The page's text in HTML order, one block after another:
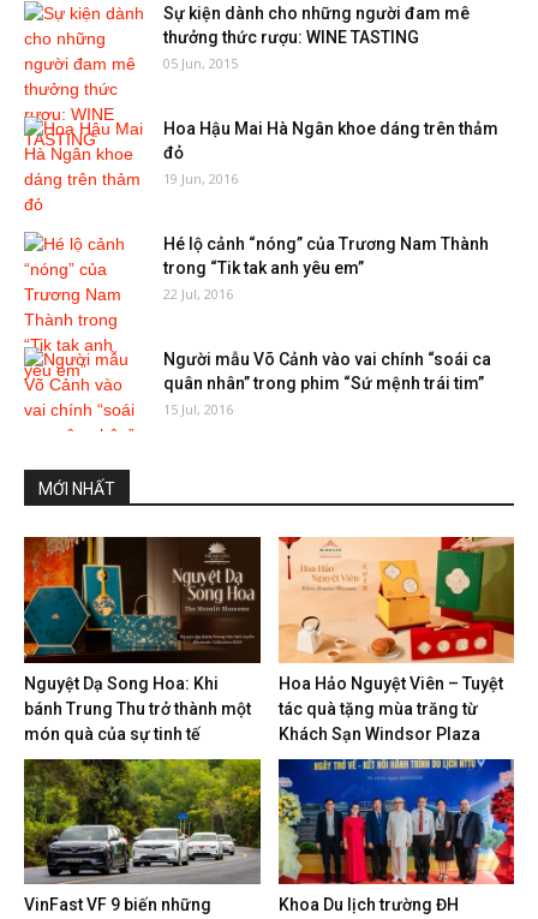
Sự kiện dành cho những người đam mê
thưởng thức rượu: WINE TASTING
05 Jun, 2015
Hoa Hậu Mai Hà Ngân khoe dáng trên thảm
đỏ
19 Jun, 2016
Hé lộ cảnh “nóng” của Trương Nam Thành
trong “Tik tak anh yêu em”
22 Jul, 2016
Người mẫu Võ Cảnh vào vai chính “soái ca
quân nhân” trong phim “Sứ mệnh trái tim”
15 Jul, 2016
MỚI NHẤT
Nguyệt Dạ Song Hoa: Khi
bánh Trung Thu trở thành một
món quà của sự tinh tế
Hoa Hảo Nguyệt Viên – Tuyệt
tác quà tặng mùa trăng từ
Khách Sạn Windsor Plaza
VinFast VF 9 biến những
Khoa Du lịch trường ĐH